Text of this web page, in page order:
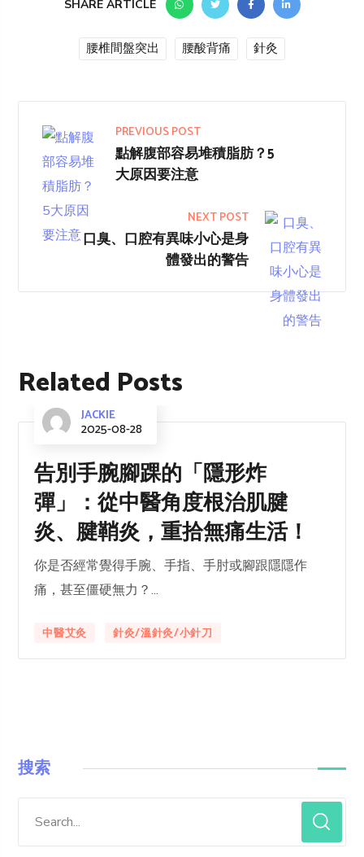
SHARE ARTICLE
腰椎間盤突出 腰酸背痛 針灸
PREVIOUS POST
點解腹部容易堆積脂肪？5
大原因要注意
NEXT POST
口臭、口腔有異味小心是身
體發出的警告
Related Posts
JACKIE
2025-08-28
告別手腕腳踝的「隱形炸
彈」：從中醫角度根治肌腱
炎、腱鞘炎，重拾無痛生活！
你是否經常覺得手腕、手指、手肘或腳跟隱隱作
痛，甚至僵硬無力？...
中醫艾灸 針灸/溫針灸/小針刀
搜索